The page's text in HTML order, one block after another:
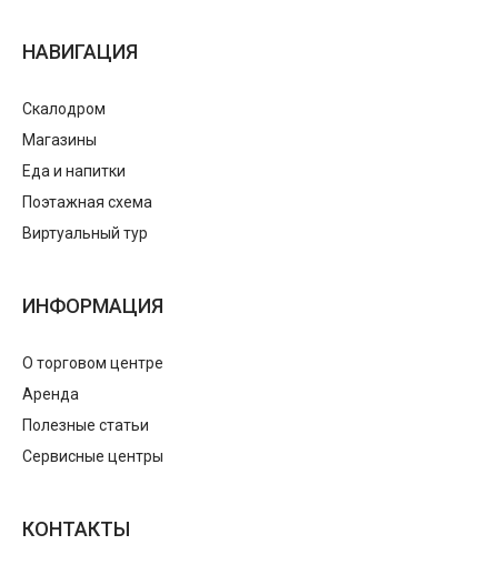
НАВИГАЦИЯ
Скалодром
Магазины
Еда и напитки
Поэтажная схема
Виртуальный тур
ИНФОРМАЦИЯ
О торговом центре
Аренда
Полезные статьи
Сервисные центры
КОНТАКТЫ